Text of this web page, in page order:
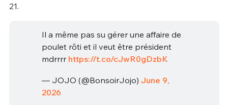
21.
Il a même pas su gérer une affaire de
poulet rôti et il veut être président
mdrrrr https://t.co/cJwR0gDzbK
— JOJO (@BonsoirJojo) June 9,
2026